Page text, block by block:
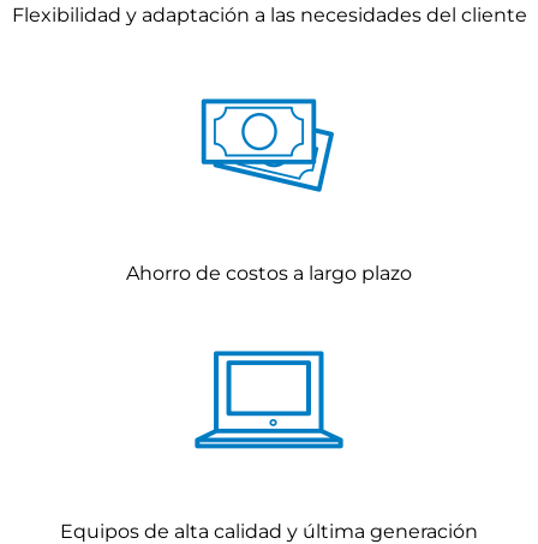
Flexibilidad y adaptación a las necesidades del cliente
Ahorro de costos a largo plazo
Equipos de alta calidad y última generación